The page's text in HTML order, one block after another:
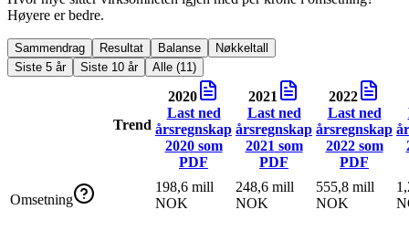
Høyere er bedre.
Sammendrag Resultat Balanse
Nøkkeltall
Siste 5 år
Siste 10 år Alle (11)
Trend
2020
Last ned
årsregnskap
2020som
PDF
2021
Last ned
årsregnskap
2021 som
PDF
2022
Last ned
årsregnskap
2022som
PDF
Omsetning
198,6 mill
NOK
248,6 mill
NOK
555,8 mill
NOK